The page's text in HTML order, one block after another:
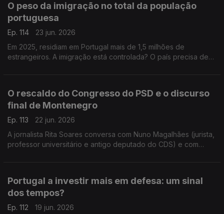
O peso da imigração no total da população
portuguesa
Ep. 114
23 jun. 2026
Em 2025, residiam em Portugal mais de 1,5 milhões de
estrangeiros. A imigração está controlada? O país precisa de
O rescaldo do Congresso do PSD e o discurso
final de Montenegro
Ep. 113
22 jun. 2026
A jornalista Rita Soares conversa com Nuno Magalhães (jurista,
professor universitário e antigo deputado do CDS) e com
Portugal a investir mais em defesa: um sinal
dos tempos?
Ep. 112
19 jun. 2026